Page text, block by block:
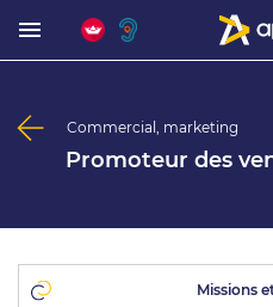
Commercial, marketing
Promoteur des
Missions